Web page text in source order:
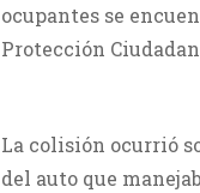
ocupantes se
Protección
La colisión ocurrió
del auto que